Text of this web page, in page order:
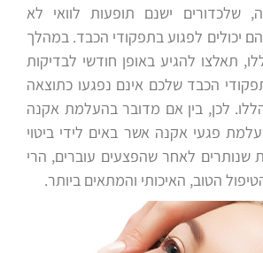
שלכדורים ישנם תופעות לוואי לא
הם יכולים לפגוע בתפקודי הכבד. במהלך
תאלצו להגיע באופן חודשי לבדיקות
הכבד שלכם אינם נפגעו כתוצאה
לכן, בין אם מדובר בהעלמת אקנה
פגעי אקנה אשר באים לידי ביטוי
שנותרים לאחר שהפצעים עוברים, הרי
הטוב, האיכותי והמתאים ביותר.